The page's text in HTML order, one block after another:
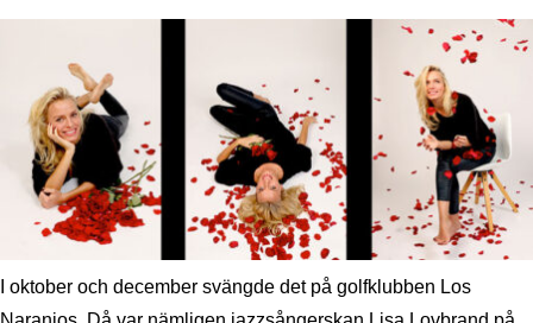
I oktober och december svängde det på golfklubben Los